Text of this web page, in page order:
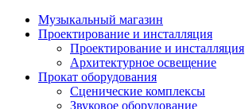
Музыкальный магазин
Проектирование и инсталляция
Проектирование и инсталляция
Архитектурное освещение
Прокат оборудования
Сценические комплексы
Звуковое оборудование